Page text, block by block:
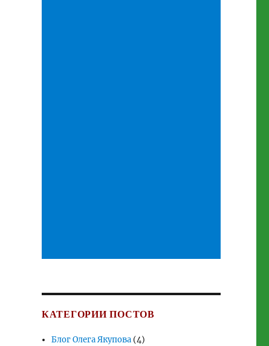
КАТЕГОРИИ ПОСТОВ
Блог Олега Якупова (4)